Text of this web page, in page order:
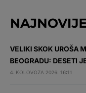
VELIKI SKOK UROŠA
BEOGRADU: DESETI
4. KOLOVOZA 2026. 16:11